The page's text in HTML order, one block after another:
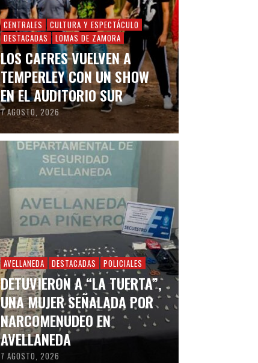
CENTRALES
CULTURA Y ESPECTÁCULO
DESTACADAS
LOMAS DE ZAMORA
LOS CAFRES VUELVEN A
TEMPERLEY CON UN SHOW
EN EL AUDITORIO SUR
7 AGOSTO, 2026
AVELLANEDA DESTACADAS POLICIALES
DETUVIERON A “LA TUERTA”,
UNA MUJER SEÑALADA POR
NARCOMENUDEO EN
AVELLANEDA
7 AGOSTO, 2026